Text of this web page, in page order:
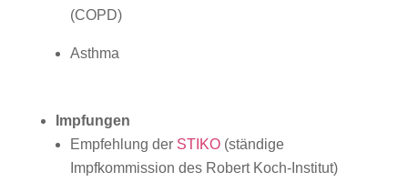
(COPD)
Asthma
Impfungen
Empfehlung der STIKO(ständige
Impfkommission des Robert Koch-Institut)